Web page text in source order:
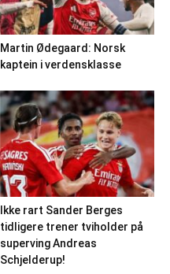
Martin Ødegaard: Norsk
kaptein i verdensklasse
Ikke rart Sander Berges
tidligere trener tviholder på
superving Andreas
Schjelderup!